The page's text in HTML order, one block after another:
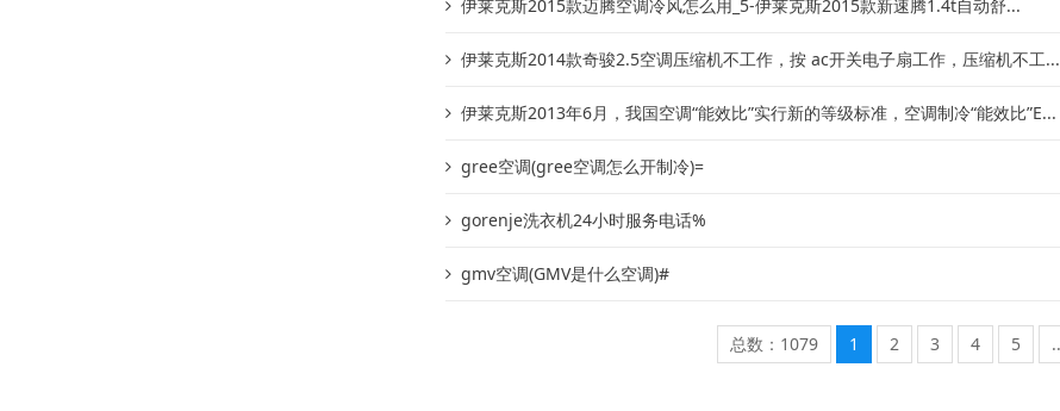
伊莱克斯2015款迈腾空调冷风怎么用_5-伊莱克斯2015款新速腾1.4t自动舒...
伊莱克斯2014款奇骏2.5空调压缩机不工作，按 ac开关电子扇工作，压缩机不工...
伊莱克斯2013年6月，我国空调“能效比”实行新的等级标准，空调制冷“能效比”E...
gree空调(gree空调怎么开制冷)=
gorenje洗衣机24小时服务电话%
gmv空调(GMV是什么空调)#
总数：1079 1 2 3 4 5